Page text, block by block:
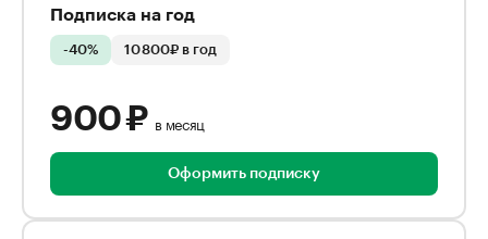
Подписка на год
-40% 10 800₽ в год
900 ₽ в месяц
Оформить подписку